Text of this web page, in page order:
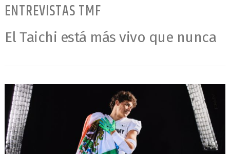
ENTREVISTAS TMF
El Taichi está más vivo que nunca